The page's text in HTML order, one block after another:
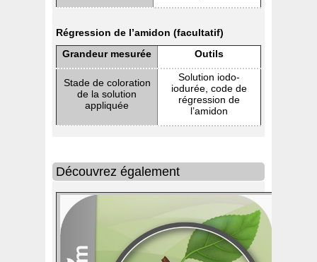
Régression de l’amidon (facultatif)
Grandeur mesurée
Outils
Stade de coloration
de la solution
appliquée
Solution iodo-
iodurée, code de
régression de
l’amidon
Découvrez également